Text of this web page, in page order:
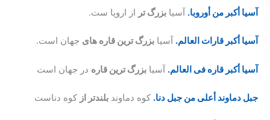
آسیا أکبر من أوروبا. آسیا بزرگ تر از اروپا ست.
آسیا أکبر قارات العالم. آسیا بزرگ ترین قاره های جهان است.
آسیا أکبر قاره فی العالم. آسیا بزرگ ترین قاره در جهان است
جبل دماوند أعلی من جبل دنا. کوه دماوند بلندتر از کوه دناست